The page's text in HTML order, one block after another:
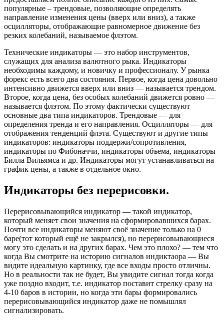
популярные – трендовые, позволяющие определять
направление изменения цены (вверх или вниз), а также
осцилляторы, отображающие равномерное движение без
резких колебаний, называемое флэтом.
Технические индикаторы — это набор инструментов,
служащих для анализа валютного рыка. Индикаторы
необходимы каждому, и новичку и профессионалу. У рынка
форекс есть всего два состояния. Первое, когда цена довольно
интенсивно движется вверх или вниз — называется трендом.
Второе, когда цена, без особых колебаний движется ровно —
называется флэтом. По этому фактически существуют
основные два типа индикаторов. Трендовые — для
определения тренда и его направления. Осцилляторы — для
отображения тенденций флэта. Существуют и другие типы
индикаторов: индикаторы поддержи/сопротивления,
индикаторы по Фибоначчи, индикаторы объема, индикаторы
Билла Вильямса и др. Индикаторы могут устанавливаться на
график цены, а также в отдельное окно.
Индикаторы без перерисовки.
Перерисовывающийся индикатор — такой индикатор,
который меняет свои значения на сформировавшихся барах.
Почти все индикаторы меняют своё значение только на 0
баре(тот который ещё не закрылся), но перерисовывающиеся
могу это сделать и на других барах. Чем это плохо? — тем что
когда Вы смотрите на историю сигналов индиктаора — Вы
видите идеальную картинку, где все входы просто отличны.
Но в реальности так не будет, Вы увидите сигнал тогда когда
уже поздно входит, т.е. индикатор поставит стрелку сразу на
4-10 баров в истории, но когда эти бары формировались
перерисовывающийся индикатор даже не помышлял
сигнализировать.